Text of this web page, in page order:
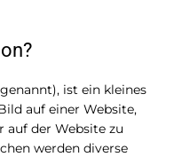
ist ein kleines
auf einer Website,
auf der Website zu
werden diverse